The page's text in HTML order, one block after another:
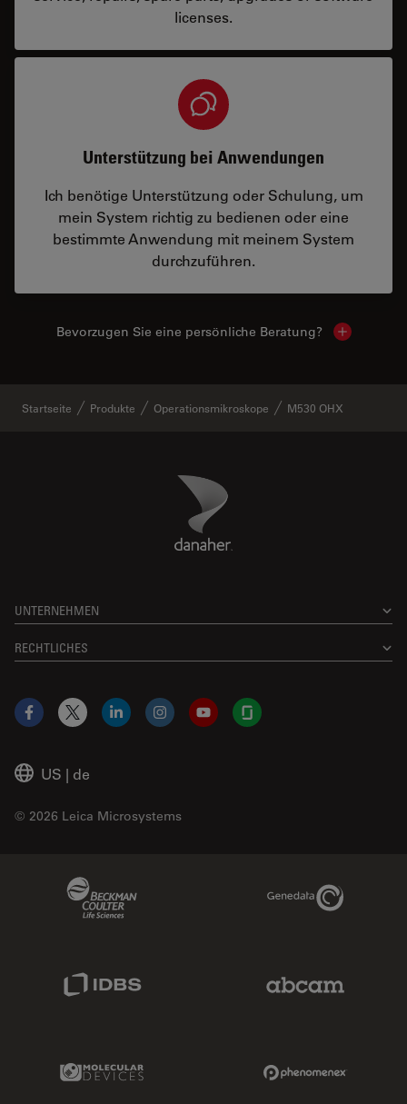
licenses.
Unterstützung bei Anwendungen
Ich benötige Unterstützung oder Schulung, um
mein System richtig zu bedienen oder eine
bestimmte Anwendung mit meinem System
durchzuführen.
Bevorzugen Sie eine persönliche Beratung? Show
Startseite Produkte Operationsmikroskope M530 OHX
Danaher Logo
UNTERNEHMEN
RECHTLICHES
US | de
© 2026 Leica Microsystems
Facebook
X LinkedInInstagramYouTubeGlassdoor
Genedata Link
Molecular Devices Link